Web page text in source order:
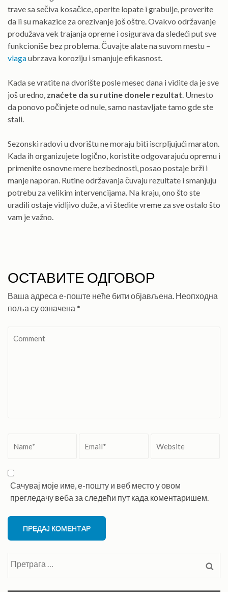
trave sa sečiva kosačice, operite lopate i grabulje, proverite
da li su makazice za orezivanje još oštre. Ovakvo održavanje
produžava vek trajanja opreme i osigurava da sledeći put sve
funkcioniše bez problema. Čuvajte alate na suvom mestu –
vlagaubrzava koroziju i smanjuje efikasnost.
Kada se vratite na dvorište posle mesec dana i vidite da je sve
još uredno, znaćete da su rutine donele rezultat. Umesto
da ponovo počinjete od nule, samo nastavljate tamo gde ste
stali.
Sezonski radovi u dvorištu ne moraju biti iscrpljujući maraton.
Kada ih organizujete logično, koristite odgovarajuću opremu i
primenite osnovne mere bezbednosti, posao postaje brži i
manje naporan. Rutine održavanja čuvaju rezultate i smanjuju
potrebu za velikim intervencijama. Na kraju, ono što ste
uradili ostaje vidljivo duže, a vi štedite vreme za sve ostalo što
vam je važno.
ОСТАВИТЕ ОДГОВОР
Ваша адреса е-поште неће бити објављена. Неопходна
поља су означена *
Сачувај моје име, е-пошту и веб место у овом
прегледачу веба за следећи пут када коментаришем.